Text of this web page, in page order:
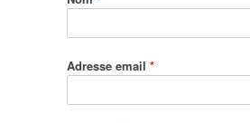
Adresse email *